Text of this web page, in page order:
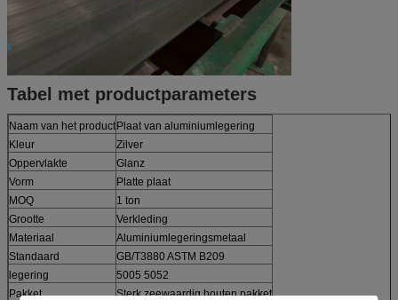
Tabel met productparameters
Naam van het product Plaat van aluminiumlegering
Kleur
Zilver
Oppervlakte
Glanz
Vorm
Platte plaat
MOQ
1 ton
Grootte
Verkleding
Materiaal
Aluminiumlegeringsmetaal
Standaard
GB/T3880 ASTM B209
legering
5005 5052
Pakket
Sterk zeewaardig houten pakket